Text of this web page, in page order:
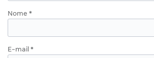
Nome *
E-mail *